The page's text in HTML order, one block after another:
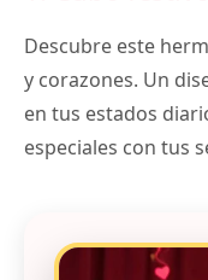
Descubre este
y corazones. Un
en tus estados
especiales con tus